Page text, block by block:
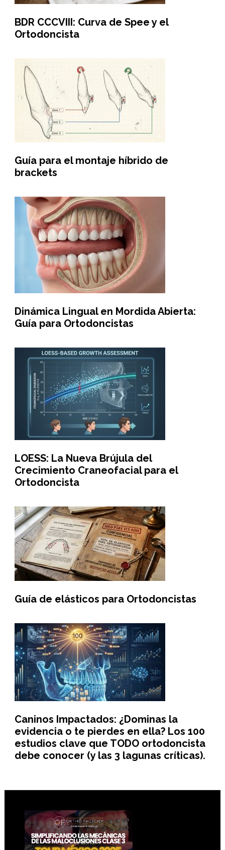
BDR CCCVIII: Curva de Spee y el
Ortodoncista
Guía para el montaje híbrido de
brackets
Dinámica Lingual en Mordida Abierta:
Guía para Ortodoncistas
LOESS: La Nueva Brújula del
Crecimiento Craneofacial para el
Ortodoncista
Guía de elásticos para Ortodoncistas
Caninos Impactados: ¿Dominas la
evidencia o te pierdes en ella? Los 100
estudios clave que TODO ortodoncista
debe conocer (y las 3 lagunas críticas).
Footer